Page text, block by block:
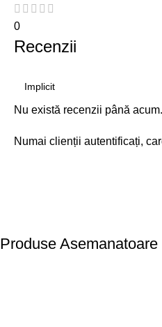
0
Recenzii
Nu există recenzii până acum.
Numai clienții autentificați,
Produse Asemanatoare